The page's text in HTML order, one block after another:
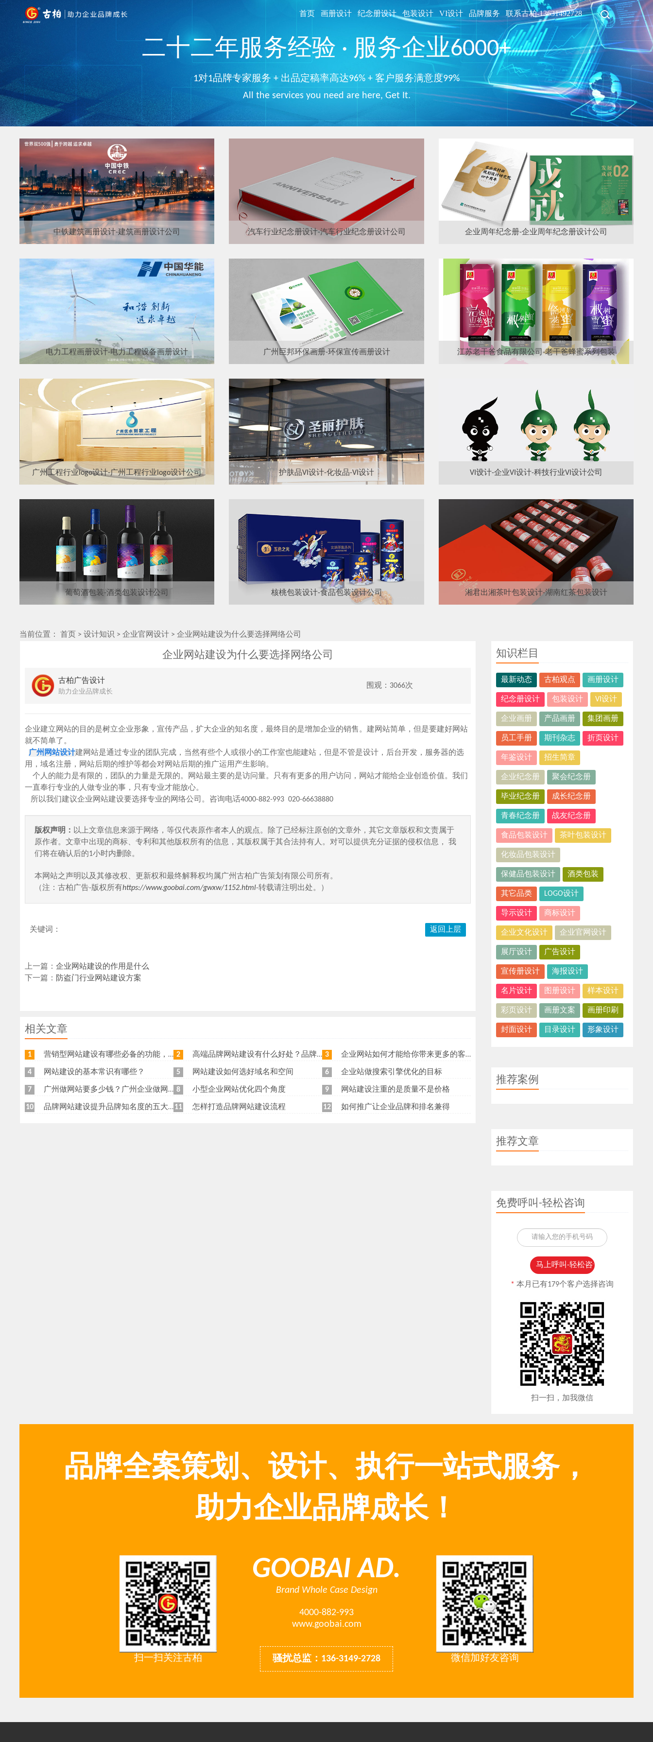
首页 画册设计 纪念册设计 包装设计 VI设计 品牌服务 联系古柏-13631492728
二十二年服务经验 · 服务企业6000+
1对1品牌专家服务 + 出品定稿率高达96% + 客户服务满意度99%
All the services you need are here, Get It.
中铁建筑画册设计-建筑画册设计公司 汽车行业纪念册设计-汽车行业纪念册设计公司 企业周年纪念册-企业周年纪念册设计公司
电力工程画册设计-电力工程设备画册设计 广州巨邦环保画册-环保宣传画册设计 江苏老干爸食品有限公司-老干爸蜂蜜系列包装
广州工程行业logo设计-广州工程行业logo设计公司 护肤品VI设计-化妆品-VI设计 VI设计-企业VI设计-科技行业VI设计公司
葡萄酒包装-酒类包装设计公司 核桃包装设计-食品包装设计公司 湘君出湘茶叶包装设计-湖南红茶包装设计
当前位置： 首页 >设计知识 >企业官网设计 >企业网站建设为什么要选择网络公司
企业网站建设为什么要选择网络公司
古柏广告设计
助力企业品牌成长
围观：3066次
企业建立网站的目的是树立企业形象，宣传产品，扩大企业的知名度，最终目的是增加企业的销售。建网站简单，但是要建好网站
就不简单了。
广州网站设计建网站是通过专业的团队完成，当然有些个人或很小的工作室也能建站，但是不管是设计，后台开发，服务器的选
用，域名注册，网站后期的维护等都会对网站后期的推广运用产生影响。
个人的能力是有限的，团队的力量是无限的。网站最主要的是访问量。只有有更多的用户访问，网站才能给企业创造价值。我们
一直奉行专业的人做专业的事，只有专业才能放心。
所以我们建议企业网站建设要选择专业的网络公司。咨询电话4000-882-993 020-66638880
版权声明： 以上文章信息来源于网络，等仅代表原作者本人的观点。除了已经标注原创的文章外，其它文章版权和文责属于
原作者。文章中出现的商标、专利和其他版权所有的信息，其版权属于其合法持有人。对可以提供充分证据的侵权信息， 我
们将在确认后的1小时内删除。
本网站之声明以及其修改权、更新权和最终解释权均属广州古柏广告策划有限公司所有。
（注：古柏广告-版权所有https://www.goobai.com/gwxw/1152.html-转载请注明出处。）
关键词： 返回上层
上一篇：企业网站建设的作用是什么
下一篇：
防盗门行业网站建设方案
相关文章
1 营销型网站建设有哪些必备的功能，我特意整理了一下，共享给各位 2 高端品牌网站建设有什么好处？品牌网站日常维护工作有哪些？ 3 企业网站如何才能给你带来更多的客户？
4 网站建设的基本常识有哪些？ 5 网站建设如何选好域名和空间 6 企业站做搜索引擎优化的目标
7 广州做网站要多少钱？广州企业做网站要找谁？ 8 小型企业网站优化四个角度 9 网站建设注重的是质量不是价格
10 品牌网站建设提升品牌知名度的五大原则 11 怎样打造品牌网站建设流程 12 如何推广让企业品牌和排名兼得
知识栏目
最新动态 古柏观点 画册设计
纪念册设计 包装设计 VI设计
企业画册 产品画册 集团画册
员工手册 期刊杂志 折页设计
年鉴设计 招生简章
企业纪念册 聚会纪念册
毕业纪念册 成长纪念册
青春纪念册 战友纪念册
食品包装设计 茶叶包装设计
化妆品包装设计
保健品包装设计 酒类包装
其它品类 LOGO设计
导示设计 商标设计
企业文化设计 企业官网设计
展厅设计 广告设计
宣传册设计 海报设计
名片设计 图册设计 样本设计
彩页设计 画册文案 画册印刷
封面设计 目录设计 形象设计
推荐案例
推荐文章
免费呼叫-轻松咨询
*本月已有179个客户选择咨询
扫一扫，加我微信
品牌全案策划、设计、执行一站式服务，
助力企业品牌成长！
扫一扫关注古柏
GOOBAI AD.
Brand Whole Case Design
4000-882-993
www.goobai.com
骚扰总监：136-3149-2728 微信加好友咨询